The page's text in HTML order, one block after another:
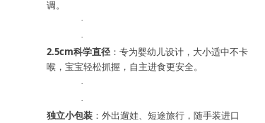
调。
·
·
2.5cm科学直径：专为婴幼儿设计，大小适中不卡
喉，宝宝轻松抓握，自主进食更安全。
·
·
独立小包装：外出遛娃、短途旅行，随手装进口